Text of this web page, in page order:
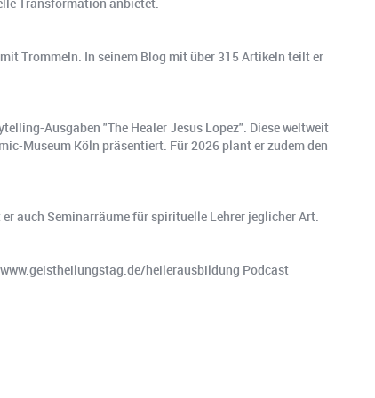
Trommeln. In seinem Blog mit über 315 Artikeln teilt er
Ausgaben "The Healer Jesus Lopez". Diese weltweit
Museum Köln präsentiert. Für 2026 plant er zudem den
auch Seminarräume für spirituelle Lehrer jeglicher Art.
heilerausbildung Podcast